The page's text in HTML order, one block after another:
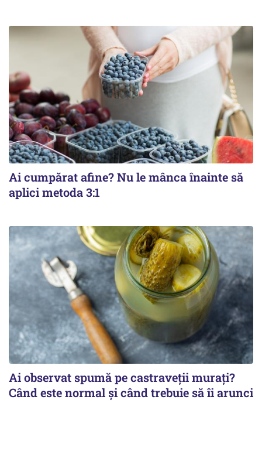
Ai cumpărat afine? Nu le mânca înainte să
aplici metoda 3:1
Ai observat spumă pe castraveții murați?
Când este normal și când trebuie să îi arunci